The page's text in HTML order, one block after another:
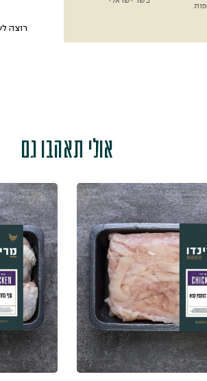
רוצה
אולי תאהבו גם